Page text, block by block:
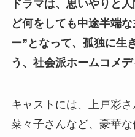
ドラマは、思いやりと
ど何をしても中途半端
ー”となって、孤独に生
う、社会派ホームコメデ
キャストには、上戸彩
菜々子さんなど、豪華